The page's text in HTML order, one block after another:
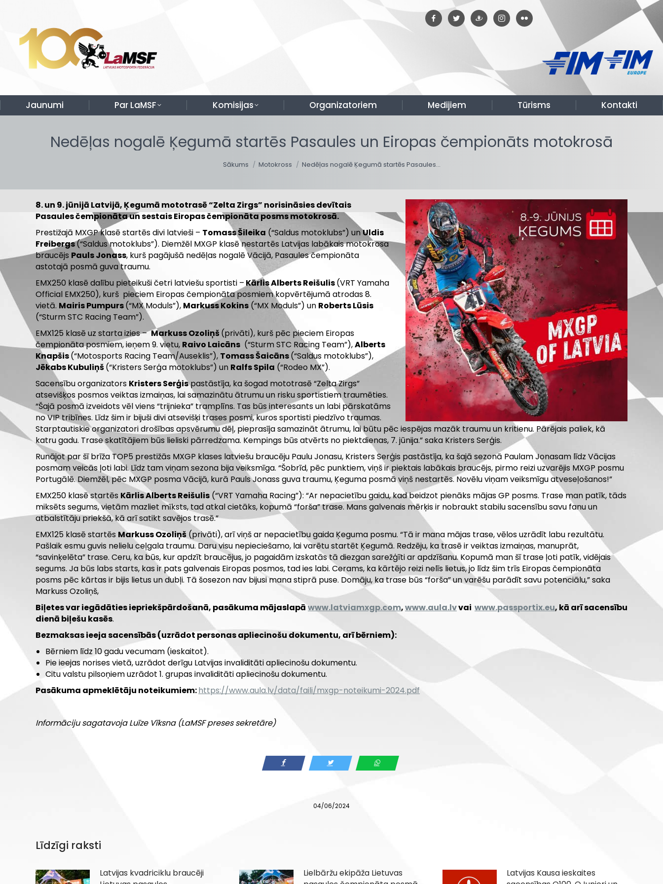
Jaunumi Par LaMSF Komisijas Organizatoriem Medijiem Tūrisms Kontakti
Nedēļas nogalē Ķegumā startēs Pasaules un Eiropas čempionāts motokrosā
Sākums Motokross Nedēļas nogalē Ķegumā startēs Pasaules…
8. un 9. jūnijā Latvijā, Ķegumā mototrasē “Zelta Zirgs” norisināsies devītais
Pasaules čempionāta un sestais Eiropas čempionāta posms motokrosā.
Prestižajā MXGP klasē startēs divi latvieši – Tomass Šileika (“Saldus motoklubs”) unUldis
Freibergs(“Saldus motoklubs”). Diemžēl MXGP klasē nestartēs Latvijas labākais motokrosa
braucējs Pauls Jonass, kurš pagājušā nedēļas nogalē Vācijā, Pasaules čempionāta
astotajā posmā guva traumu.
EMX250 klasē dalību pieteikuši četri latviešu sportisti –Kārlis Alberts Reišulis(VRT Yamaha
Official EMX250), kurš pieciem Eiropas čempionāta posmiem kopvērtējumā atrodas 8.
vietā. Mairis Pumpurs(“MX Moduls”), Markuss Kokins (“MX Moduls”) un Roberts Lūsis
(“Sturm STC Racing Team”).
EMX125 klasē uz starta izies –Markuss Ozoliņš(privāti), kurš pēc pieciem Eiropas
čempionāta posmiem, ieņem 9. vietu, Raivo Laicāns (“Sturm STC Racing Team”),Alberts
Knapšis(“Motosports Racing Team/Auseklis”), Tomass Šaicāns(“Saldus motoklubs”),
Jēkabs Kubuliņš(“Kristers Serģa motoklubs”) un Ralfs Spila (“Rodeo MX”).
Sacensību organizators Kristers Serģispastāstīja, ka šogad mototrasē “Zelta Zirgs”
atsevišķos posmos veiktas izmaiņas, lai samazinātu ātrumu un risku sportistiem traumēties.
“Šajā posmā izveidots vēl viens “trijnieka” tramplīns. Tas būs interesants un labi pārskatāms
no VIP tribīnes. Līdz šim ir bijuši divi atsevišķi trases posmi, kuros sportisti piedzīvo traumas.
Starptautiskie organizatori drošības apsvērumu dēļ, pieprasīja samazināt ātrumu, lai būtu pēc iespējas mazāk traumu un kritienu. Pārējais paliek, kā
katru gadu. Trase skatītājiem būs lieliski pārredzama. Kempings būs atvērts no piektdienas, 7. jūnija.” saka Kristers Serģis.
Runājot par šī brīža TOP5 prestižās MXGP klases latviešu braucēju Paulu Jonasu, Kristers Serģis pastāstīja, ka šajā sezonā Paulam Jonasam līdz Vācijas
posmam veicās ļoti labi. Līdz tam viņam sezona bija veiksmīga. “Šobrīd, pēc punktiem, viņš ir piektais labākais braucējs, pirmo reizi uzvarējis MXGP posmu
Portugālē. Diemžēl, pēc MXGP posma Vācijā, kurā Pauls Jonass guva traumu, Ķeguma posmā viņš nestartēs. Novēlu viņam veiksmīgu atveseļošanos!”
EMX250 klasē startēs Kārlis Alberts Reišulis (“VRT Yamaha Racing”): “Ar nepacietību gaidu, kad beidzot pienāks mājas GP posms. Trase man patīk, tāds
miksēts segums, vietām mazliet mīksts, tad atkal cietāks, kopumā “forša” trase. Mans galvenais mērķis ir nobraukt stabilu sacensību savu fanu un
atbalstītāju priekšā, kā arī satikt savējos trasē.”
EMX125 klasē startēs Markuss Ozoliņš (privāti), arī viņš ar nepacietību gaida Ķeguma posmu. “Tā ir mana mājas trase, vēlos uzrādīt labu rezultātu.
Pašlaik esmu guvis nelielu ceļgala traumu. Daru visu nepieciešamo, lai varētu startēt Ķegumā. Redzēju, ka trasē ir veiktas izmaiņas, manuprāt,
“savinķelēta” trase. Ceru, ka būs, kur apdzīt braucējus, jo pagaidām izskatās tā diezgan sarežģīti ar apdzīšanu. Kopumā man šī trase ļoti patīk, vidējais
segums. Ja būs labs starts, kas ir pats galvenais Eiropas posmos, tad ies labi. Cerams, ka kārtējo reizi nelīs lietus, jo līdz šim trīs Eiropas čempionāta
posms pēc kārtas ir bijis lietus un dubļi. Tā šosezon nav bijusi mana stiprā puse. Domāju, ka trase būs “forša” un varēšu parādīt savu potenciālu,” saka
Markuss Ozoliņš,
Biļetes var iegādāties iepriekšpārdošanā, pasākuma mājaslapā www.latviamxgp.com,www.aula.lvvai www.passportix.eu, kā arī sacensību
dienā biļešu kasēs.
Bezmaksas ieeja sacensībās (uzrādot personas apliecinošu dokumentu, arī bērniem):
Bērniem līdz 10 gadu vecumam (ieskaitot).
Pie ieejas norises vietā, uzrādot derīgu Latvijas invaliditāti apliecinošu dokumentu.
Citu valstu pilsoņiem uzrādot 1. grupas invaliditāti apliecinošu dokumentu.
Pasākuma apmeklētāju noteikumiem:https://www.aula.lv/data/faili/mxgp-noteikumi-2024.pdf
Informāciju sagatavoja Luīze Vīksna (LaMSF preses sekretāre)
04/06/2024
Līdzīgi raksti
Latvijas kvadriciklu braucēji
Lielbāržu ekipāža Lietuvas
Latvijas Kausa ieskaites